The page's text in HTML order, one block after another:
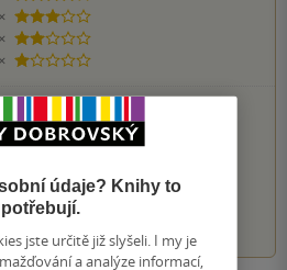
3 hvězdičky
2 hvězdičky
1 hvezdička
knihkupců: 0.0 z 5
3 4 5
údaje? Knihy to
potřebují.
jste určitě již slyšeli. I my je
a analýze informací,